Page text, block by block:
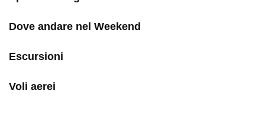
Dove andare nel Weekend
Escursioni
Voli aerei